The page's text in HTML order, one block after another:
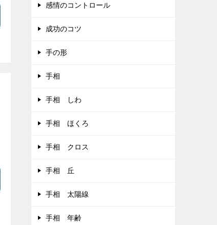
感情のコントロール
成功のコツ
手の形
手相
手相 しわ
手相 ほくろ
手相 クロス
手相 丘
手相 太陽線
手相 年齢